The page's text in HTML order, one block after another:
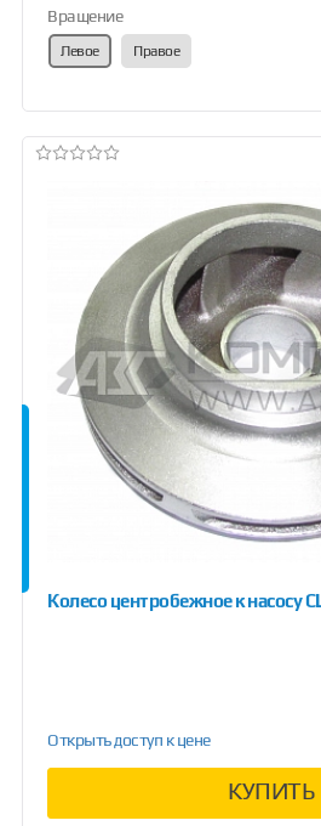
Вращение
Левое Правое
Колесо центробежное к насосу
Открыть доступ к цене
КУПИТЬ